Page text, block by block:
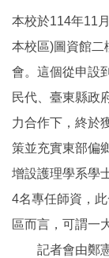
本校於114年11
本校區)圖資館二
會。這個從申設
民代、臺東縣政
力合作下，終於
策並充實東部偏
增設護理學系學
4名專任師資，
區而言，可謂一
記者會由鄭憲